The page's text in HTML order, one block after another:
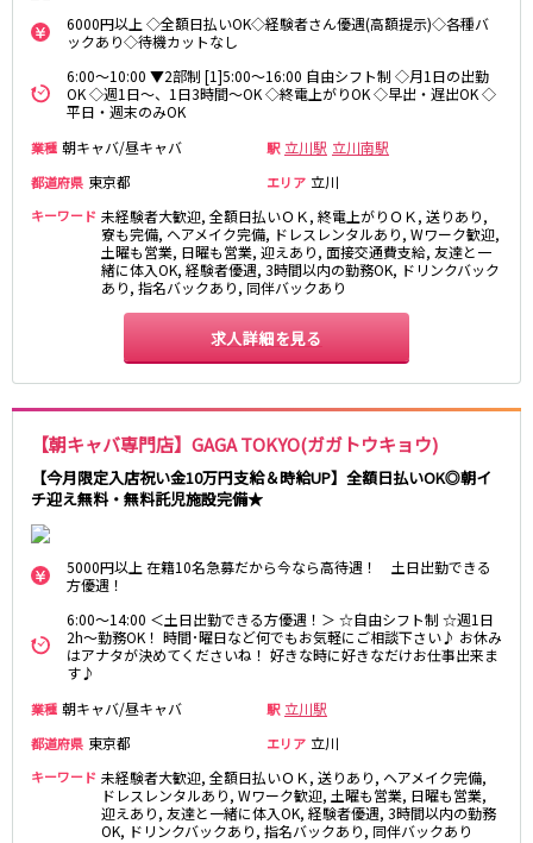
6000円以上 ◇全額日払いOK◇経験者さん優遇(高額提示)◇各種バ
ックあり◇待機カットなし
6:00～10:00 ▼2部制 [1]5:00～16:00 自由シフト制 ◇月1日の出勤
OK ◇週1日～、1日3時間～OK ◇終電上がりOK ◇早出・遅出OK ◇
平日・週末のみOK
業種 朝キャバ/昼キャバ 駅 立川駅 立川南駅
都道府県 東京都 エリア 立川
キーワード 未経験者大歓迎, 全額日払いＯＫ, 終電上がりＯＫ, 送りあり,
寮も完備, ヘアメイク完備, ドレスレンタルあり, Wワーク歓迎,
土曜も営業, 日曜も営業, 迎えあり, 面接交通費支給, 友達と一
緒に体入OK, 経験者優遇, 3時間以内の勤務OK, ドリンクバック
あり, 指名バックあり, 同伴バックあり
求人詳細を見る
【朝キャバ専門店】GAGA TOKYO(ガガトウキョウ)
【今月限定入店祝い金10万円支給＆時給UP】全額日払いOK◎朝イ
チ迎え無料・無料託児施設完備★
5000円以上 在籍10名急募だから今なら高待遇！ 土日出勤できる
方優遇！
6:00～14:00 ＜土日出勤できる方優遇！＞ ☆自由シフト制 ☆週1日
2h～勤務OK！ 時間･曜日など何でもお気軽にご相談下さい♪ お休み
はアナタが決めてくださいね！ 好きな時に好きなだけお仕事出来ま
す♪
業種 朝キャバ/昼キャバ 駅 立川駅
都道府県 東京都 エリア 立川
キーワード 未経験者大歓迎, 全額日払いＯＫ, 送りあり, ヘアメイク完備,
ドレスレンタルあり, Wワーク歓迎, 土曜も営業, 日曜も営業,
迎えあり, 友達と一緒に体入OK, 経験者優遇, 3時間以内の勤務
OK, ドリンクバックあり, 指名バックあり, 同伴バックあり
小田原駅
東急東横線
横浜駅
武蔵小杉駅
中目黒駅
自由が丘駅
代官山駅
綱島駅
祐天寺駅
元住吉駅
日吉駅
菊名駅
武蔵小杉駅
新丸子駅
日吉駅
JR常磐線(上野～取手)
北千住駅
松戸駅
綾瀬駅
日暮里駅
南柏駅
取手駅
金町駅
北松戸駅
新松戸駅
亀有駅
東京メトロ千代田線
北千住駅 赤坂駅